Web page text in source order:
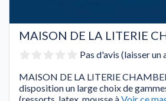
MAISON DE LA LITERIE
Pas d'avis (laisser un
MAISON DE LA LITERIE
disposition un large choix de